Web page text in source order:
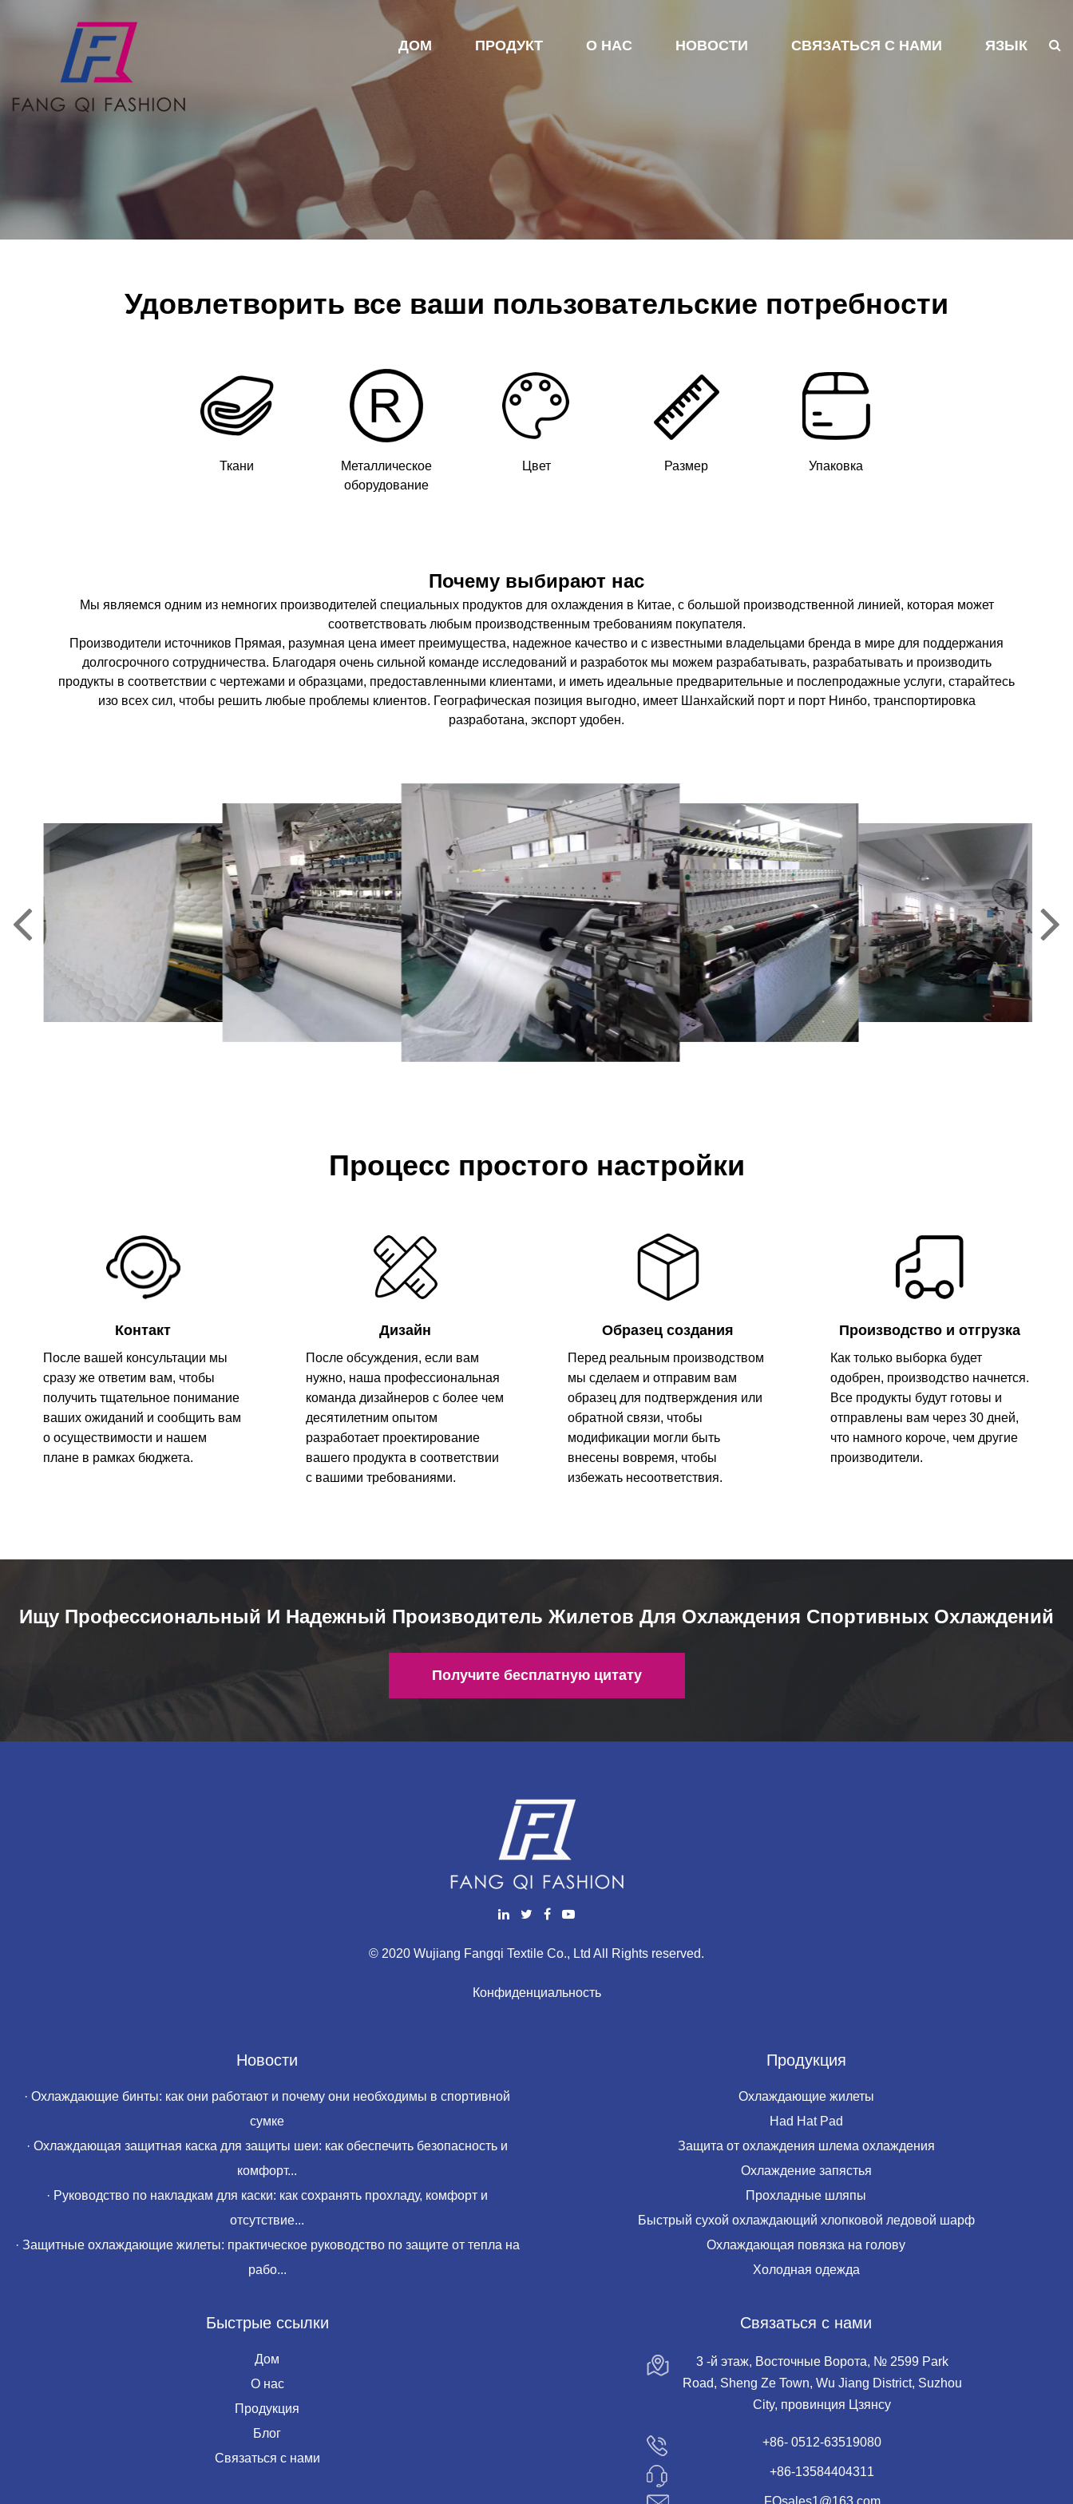
ДОМ ПРОДУКТ О НАС НОВОСТИ СВЯЗАТЬСЯ С НАМИ ЯЗЫК
Удовлетворить все ваши пользовательские потребности
Ткани
Металлическое
оборудование
Цвет Размер Упаковка
Почему выбирают нас
Мы являемся одним из немногих производителей специальных продуктов для охлаждения в Китае, с большой производственной линией, которая может
соответствовать любым производственным требованиям покупателя.
Производители источников Прямая, разумная цена имеет преимущества, надежное качество и с известными владельцами бренда в мире для поддержания
долгосрочного сотрудничества. Благодаря очень сильной команде исследований и разработок мы можем разрабатывать, разрабатывать и производить
продукты в соответствии с чертежами и образцами, предоставленными клиентами, и иметь идеальные предварительные и послепродажные услуги, старайтесь
изо всех сил, чтобы решить любые проблемы клиентов. Географическая позиция выгодно, имеет Шанхайский порт и порт Нинбо, транспортировка
разработана, экспорт удобен.
Процесс простого настройки
Контакт
После вашей консультации мы
сразу же ответим вам, чтобы
получить тщательное понимание
ваших ожиданий и сообщить вам
о осуществимости и нашем
плане в рамках бюджета.
Дизайн
После обсуждения, если вам
нужно, наша профессиональная
команда дизайнеров с более чем
десятилетним опытом
разработает проектирование
вашего продукта в соответствии
с вашими требованиями.
Образец создания
Перед реальным производством
мы сделаем и отправим вам
образец для подтверждения или
обратной связи, чтобы
модификации могли быть
внесены вовремя, чтобы
избежать несоответствия.
Производство и отгрузка
Как только выборка будет
одобрен, производство начнется.
Все продукты будут готовы и
отправлены вам через 30 дней,
что намного короче, чем другие
производители.
Ищу Профессиональный И Надежный Производитель Жилетов Для Охлаждения Спортивных Охлаждений
Получите бесплатную цитату
© 2020 Wujiang Fangqi Textile Co., Ltd All Rights reserved.
Конфиденциальность
Новости
· Охлаждающие бинты: как они работают и почему они необходимы в спортивной
сумке
· Охлаждающая защитная каска для защиты шеи: как обеспечить безопасность и
комфорт...
· Руководство по накладкам для каски: как сохранять прохладу, комфорт и
отсутствие...
· Защитные охлаждающие жилеты: практическое руководство по защите от тепла на
рабо...
Продукция
Охлаждающие жилеты
Had Hat Pad
Защита от охлаждения шлема охлаждения
Охлаждение запястья
Прохладные шляпы
Быстрый сухой охлаждающий хлопковой ледовой шарф
Охлаждающая повязка на голову
Холодная одежда
Быстрые ссылки
Дом
О нас
Продукция
Блог
Связаться с нами
Связаться с нами
3 -й этаж, Восточные Ворота, № 2599 Park
Road, Sheng Ze Town, Wu Jiang District, Suzhou
City, провинция Цзянсу
+86- 0512-63519080
+86-13584404311
FQsales1@163.com